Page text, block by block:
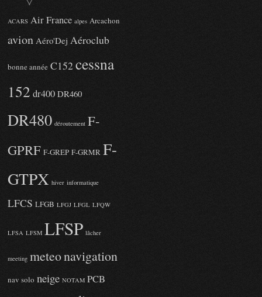
ACARS Air France alpes Arcachon
avion Aéro'Dej Aéroclub
bonne année C152cessna
152 dr400 DR460
DR480 déroutement F-
GPRF F-GREP F-GRMR F-
GTPX hiver informatique
LFCS LFGB LFGJ LFGL LFQW
LFSA LFSM LFSP lâcher
meeting meteonavigation
nav solo neige NOTAM PCB